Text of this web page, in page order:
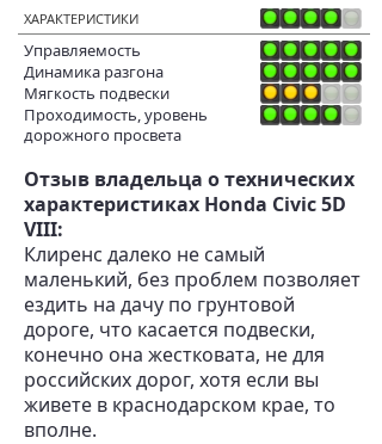
ХАРАКТЕРИСТИКИ
Управляемость
Динамика разгона
Мягкость подвески
Проходимость, уровень
дорожного просвета
Отзыв владельца о технических
характеристиках Honda Civic 5D
VIII:
Клиренс далеко не самый
маленький, без проблем позволяет
ездить на дачу по грунтовой
дороге, что касается подвески,
конечно она жестковата, не для
российских дорог, хотя если вы
живете в краснодарском крае, то
вполне.